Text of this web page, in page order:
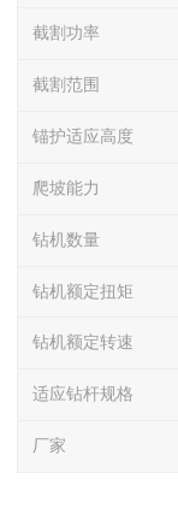
截割功率
截割范围
锚护适应高度
爬坡能力
钻机数量
钻机额定扭矩
钻机额定转速
适应钻杆规格
厂家